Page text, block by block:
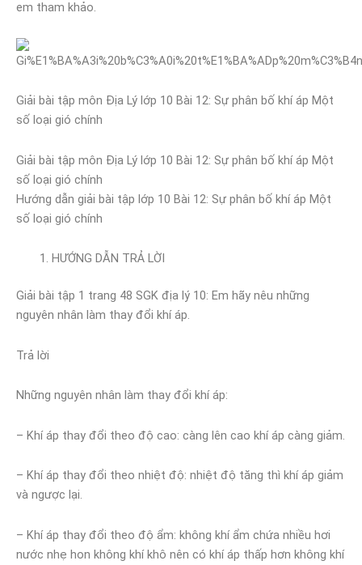
em tham khảo.
Giải bài tập môn Địa Lý lớp 10 Bài 12: Sự phân bố khí áp Một
số loại gió chính
Giải bài tập môn Địa Lý lớp 10 Bài 12: Sự phân bố khí áp Một
số loại gió chính
Hướng dẫn giải bài tập lớp 10 Bài 12: Sự phân bố khí áp Một
số loại gió chính
HƯỚNG DẪN TRẢ LỜI
Giải bài tập 1 trang 48 SGK địa lý 10: Em hãy nêu những
nguyên nhân làm thay đổi khí áp.
Trả lời
Những nguyên nhân làm thay đổi khí áp:
– Khí áp thay đổi theo độ cao: càng lên cao khí áp càng giảm.
– Khí áp thay đổi theo nhiệt độ: nhiệt độ tăng thì khí áp giảm
và ngược lại.
– Khí áp thay đổi theo độ ẩm: không khí ẩm chứa nhiều hơi
nước nhẹ hon không khí khô nên có khí áp thấp hơn không khí